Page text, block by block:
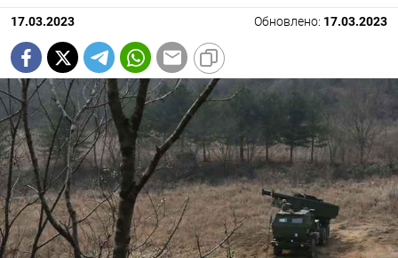
17.03.2023 Обновлено: 17.03.2023